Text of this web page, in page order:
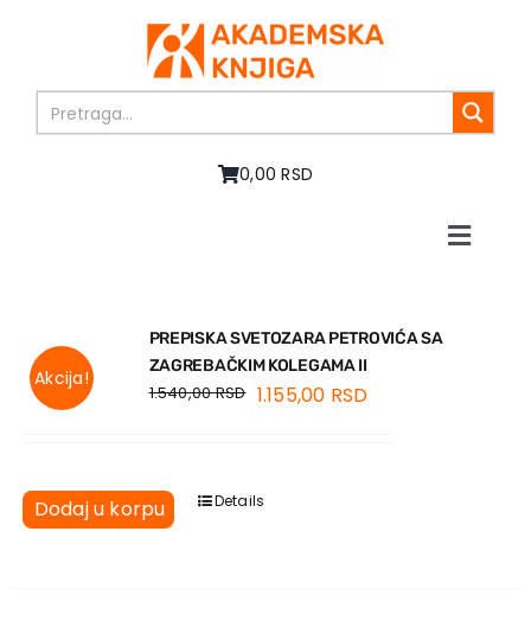
0,00 RSD
Toggle
Knjige
U pripremi
Vesti
Akcija!
PREPISKA SVETOZARA PETROVIĆA SA
ZAGREBAČKIM KOLEGAMA II
1.540,00RSD 1.155,00 RSD
Dodaj u korpu Details